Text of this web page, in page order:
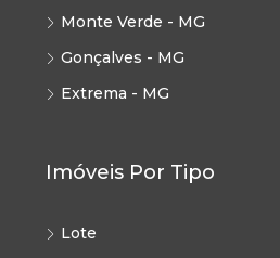
Monte Verde - MG
Gonçalves - MG
Extrema - MG
Imóveis Por Tipo
Lote